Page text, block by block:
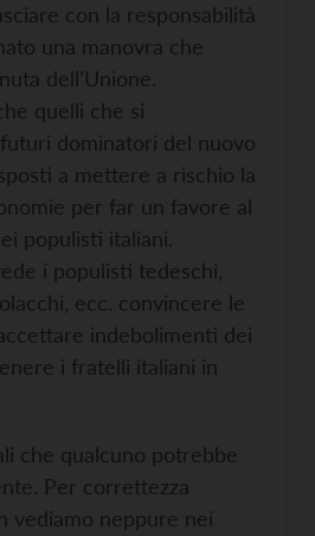
con la responsabilità
una manovra che
dell’Unione.
quelli che si
dominatori del nuovo
a mettere a rischio la
per far un favore al
populisti italiani.
i populisti tedeschi,
ecc. convincere le
indebolimenti dei
i fratelli italiani in
che qualcuno potrebbe
Per correttezza
vediamo neppure nei